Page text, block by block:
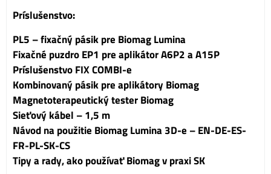
Príslušenstvo:
PL5 – fixačný pásik pre Biomag Lumina
Fixačné puzdro EP1 pre aplikátor A6P2 a A15P
Príslušenstvo FIX COMBI-e
Kombinovaný pásik pre aplikátory Biomag
Magnetoterapeutický tester Biomag
Sieťový kábel – 1,5 m
Návod na použitie Biomag Lumina 3D-e – EN-DE-ES-
FR-PL-SK-CS
Tipy a rady, ako používať Biomag v praxi SK